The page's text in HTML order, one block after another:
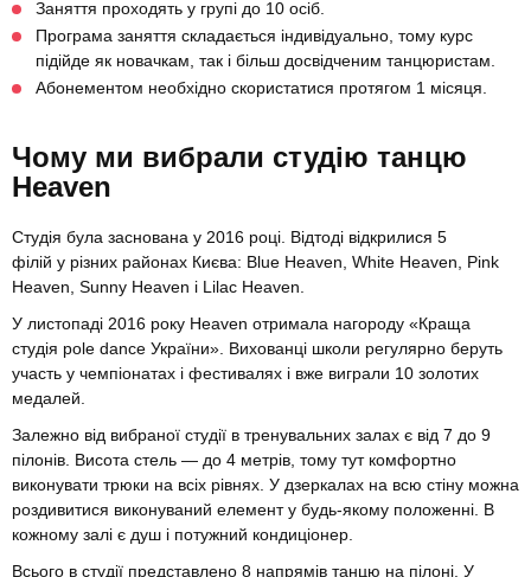
Заняття проходять у групі до 10 осіб.
Програма заняття складається індивідуально, тому курс
підійде як новачкам, так і більш досвідченим танцюристам.
Абонементом необхідно скористатися протягом 1 місяця.
Чому ми вибрали студію танцю
Heaven
Студія була заснована у 2016 році. Відтоді відкрилися 5
філій у різних районах Києва: Blue Heaven, White Heaven, Pink
Heaven, Sunny Heaven і Lilac Heaven.
У листопаді 2016 року Heaven отримала нагороду «Краща
студія pole dance України». Вихованці школи регулярно беруть
участь у чемпіонатах і фестивалях і вже виграли 10 золотих
медалей.
Залежно від вибраної студії в тренувальних залах є від 7 до 9
пілонів. Висота стель — до 4 метрів, тому тут комфортно
виконувати трюки на всіх рівнях. У дзеркалах на всю стіну можна
роздивитися виконуваний елемент у будь-якому положенні. В
кожному залі є душ і потужний кондиціонер.
Всього в студії представлено 8 напрямів танцю на пілоні. У